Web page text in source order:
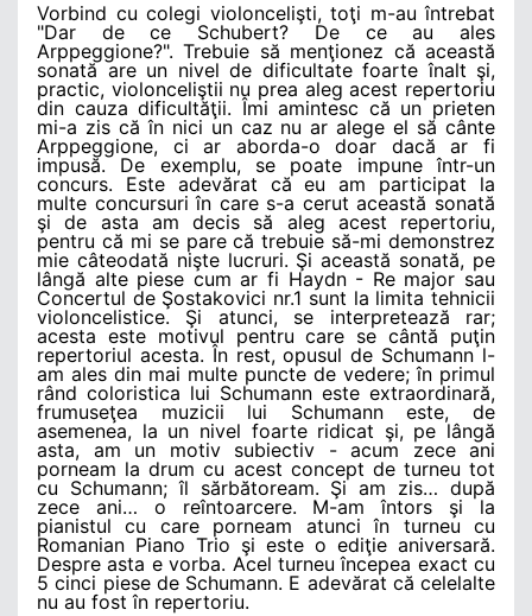
Vorbind cu colegi violoncelişti, toţi m-au întrebat
"Dar de ce Schubert? De ce au ales
Arppeggione?". Trebuie să menţionez că această
sonată are un nivel de dificultate foarte înalt şi,
practic, violonceliştii nu prea aleg acest repertoriu
din cauza dificultăţii. Îmi amintesc că un prieten
mi-a zis că în nici un caz nu ar alege el să cânte
Arppeggione, ci ar aborda-o doar dacă ar fi
impusă. De exemplu, se poate impune într-un
concurs. Este adevărat că eu am participat la
multe concursuri în care s-a cerut această sonată
şi de asta am decis să aleg acest repertoriu,
pentru că mi se pare că trebuie să-mi demonstrez
mie câteodată nişte lucruri. Şi această sonată, pe
lângă alte piese cum ar fi Haydn - Re major sau
Concertul de Şostakovici nr.1 sunt la limita tehnicii
violoncelistice. Şi atunci, se interpretează rar;
acesta este motivul pentru care se cântă puţin
repertoriul acesta. În rest, opusul de Schumann l-
am ales din mai multe puncte de vedere; în primul
rând coloristica lui Schumann este extraordinară,
frumuseţea muzicii lui Schumann este, de
asemenea, la un nivel foarte ridicat şi, pe lângă
asta, am un motiv subiectiv - acum zece ani
porneam la drum cu acest concept de turneu tot
cu Schumann; îl sărbătoream. Şi am zis… după
zece ani… o reîntoarcere. M-am întors şi la
pianistul cu care porneam atunci în turneu cu
Romanian Piano Trio şi este o ediţie aniversară.
Despre asta e vorba. Acel turneu începea exact cu
5 cinci piese de Schumann. E adevărat că celelalte
nu au fost în repertoriu.